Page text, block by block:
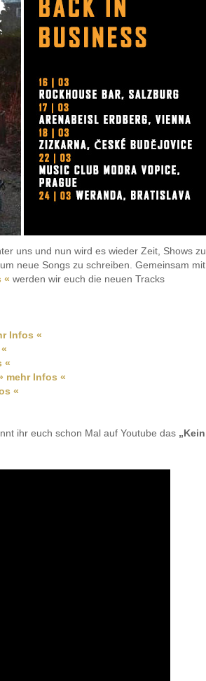
uns und nun wird es wieder Zeit, Shows zu
neue Songs zu schreiben. Gemeinsam mit
« werden wir euch die neuen Tracks
Infos «
«
mehr Infos «
«
ihr euch schon Mal auf Youtube das „Kein